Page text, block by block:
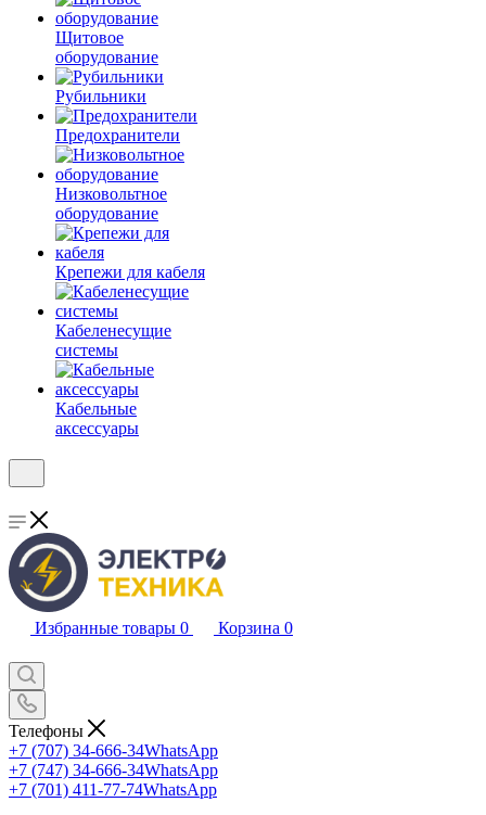
Щитовое
оборудование
Рубильники
Предохранители
Низковольтное
оборудование
Крепежи для кабеля
Кабеленесущие
системы
Кабельные
аксессуары
Избранные товары 0 Корзина 0
Телефоны
+7 (707) 34-666-34WhatsApp
+7 (747) 34-666-34WhatsApp
+7 (701) 411-77-74WhatsApp